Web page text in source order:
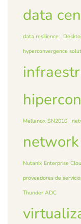
data
data resilience
hyperconvergence
Mellanox SN2010
Nutanix Enterprise
proveedores de
Thunder ADC